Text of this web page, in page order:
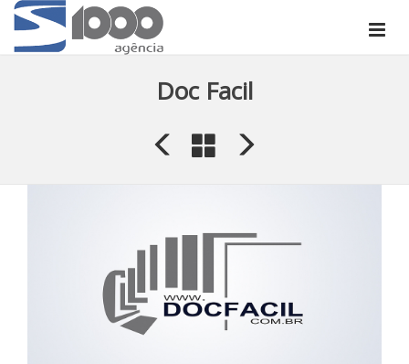
Doc Facil